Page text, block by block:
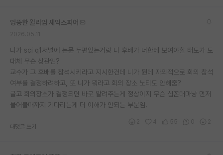
엉뚱한 윌리엄 셰익스피어
니가 sci q1저널에 논문 두편있는거랑 니 후배가 너한테 보여야할 태도가 도
대체 무슨 상관임?
교수가 그 후배를 참석시키라고 지시한건데 니가 뭔데 자의적으로 회의 참석
여부를 결정하려하고, 또 니가 뭐라고 회의 장소 노티도 안해줌?
글고 회의장소가 결정되면 바로 알려주는게 정상이지 무슨 십꼰대마냥 먼저
물어볼때까지 기다리는게 더 이해가 안되는 부분임.
대댓글 쓰기